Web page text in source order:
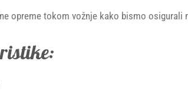
opreme tokom vožnje kako bismo osigurali